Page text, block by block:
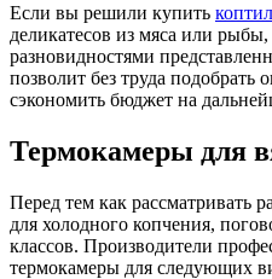
Если вы решили купить
деликатесов из мяса или рыбы,
разновидностями
позволит без труда подобрать
сэкономить бюджет на
Термокамеры для
Перед тем как рассматривать
для холодного копчения,
классов. Производители
термокамеры для следующих